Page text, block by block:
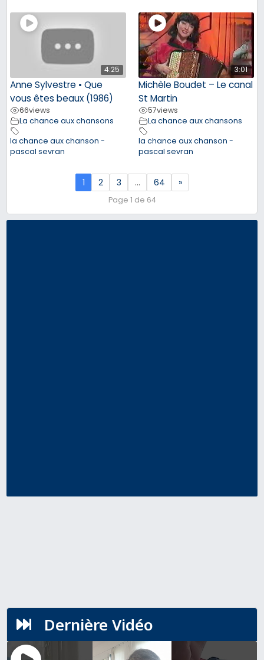
4:25
Anne Sylvestre • Que
vous êtes beaux (1986)
66views
La chance aux chansons
la chance aux chanson -
pascal sevran
3:01
Michèle Boudet – Le canal
St Martin
57views
La chance aux chansons
la chance aux chanson -
pascal sevran
1 2 3 … 64 »
Page 1 de 64
 Dernière Vidéo